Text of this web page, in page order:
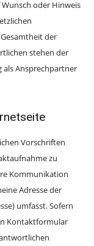
oder Hinweis
der
stehen der
als Ansprechpartner
Vorschriften
zu
Kommunikation
Adresse der
umfasst. Sofern
Kontaktformular